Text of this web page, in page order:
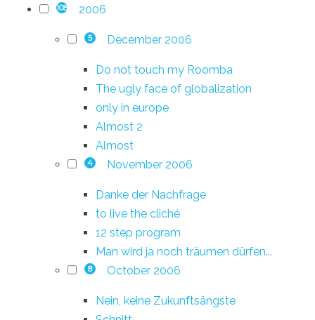
108 2006
5 December 2006
Do not touch my Roomba
The ugly face of globalization
only in europe
Almost 2
Almost
4 November 2006
Danke der Nachfrage
to live the cliché
12 step program
Man wird ja noch träumen dürfen...
8 October 2006
Nein, keine Zukunftsängste